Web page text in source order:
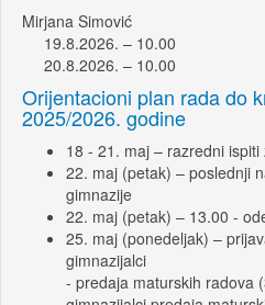
Mirjana Simović
19.8.2026. – 10.00
20.8.2026. – 10.00
Orijentacioni plan rada do
2025/2026. godine
18 - 21. maj – razredni
22. maj (petak) – poslednji
gimnazije
22. maj (petak) – 13.00 -
25. maj (ponedeljak) –
gimnazijalci
- predaja maturskih radova